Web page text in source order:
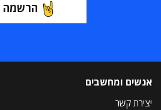
הרשמה
אנשים ומחשבים
יצירת קשר